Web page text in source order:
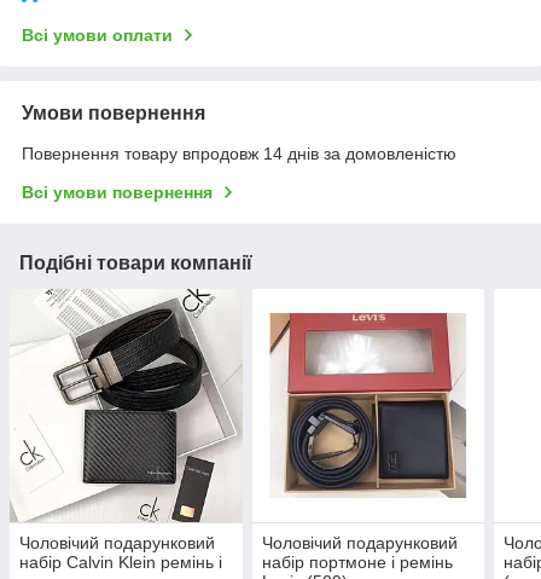
Всі умови оплати
Умови повернення
Повернення товару впродовж 14 днів за домовленістю
Всі умови повернення
Подібні товари компанії
Чоловічий подарунковий
набір Calvin Klein ремінь і
Чоловічий подарунковий
набір портмоне і ремінь